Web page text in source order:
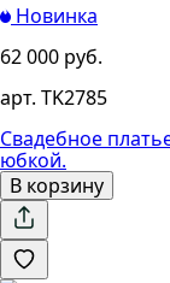
Новинка
62 000 руб.
арт. TK2785
Свадебное
юбкой.
В корзину